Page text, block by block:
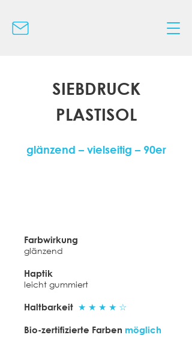
SIEBDRUCK
PLASTISOL
glänzend – vielseitig – 90er
Farbwirkung
glänzend
Haptik
leicht gummiert
Haltbarkeit ★ ★ ★ ★ ☆
Bio-zertifizierte Farben möglich